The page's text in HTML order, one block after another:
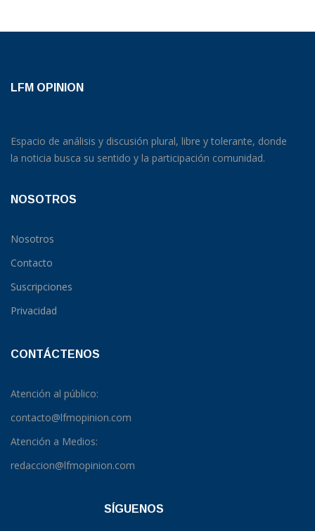
LFM OPINION
Espacio de análisis y discusión plural, libre y tolerante, donde
la noticia busca su sentido y la participación comunidad.
NOSOTROS
Nosotros
Contacto
Suscripciones
Privacidad
CONTÁCTENOS
Atención al público:
contacto@lfmopinion.com
Atención a Medios:
redaccion@lfmopinion.com
SÍGUENOS